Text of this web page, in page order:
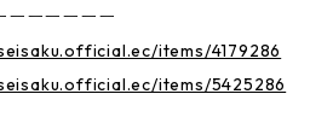
ーーーーーー
items/4179286
items/5425286